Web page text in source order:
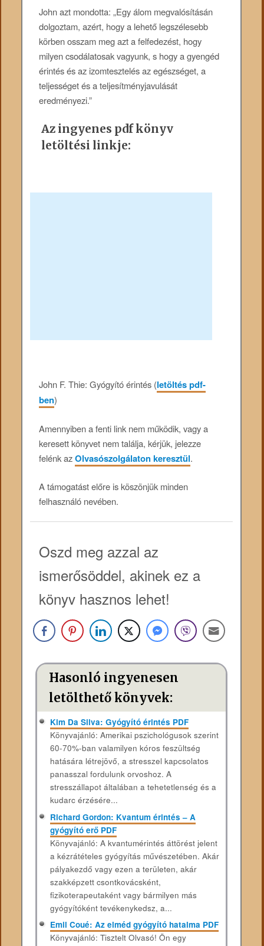
John azt mondotta: „Egy álom megvalósításán
dolgoztam, azért, hogy a lehető legszélesebb
körben osszam meg azt a felfedezést, hogy
milyen csodálatosak vagyunk, s hogy a gyengéd
érintés és az izomtesztelés az egészséget, a
teljességet és a teljesítményjavulását
eredményezi.”
Az ingyenes pdf könyv
letöltési linkje:
John F. Thie: Gyógyító érintés (letöltés pdf-
ben)
Amennyiben a fenti link nem működik, vagy a
keresett könyvet nem találja, kérjük, jelezze
felénk azOlvasószolgálaton keresztül.
A támogatást előre is köszönjük minden
felhasználó nevében.
Oszd meg azzal az
ismerősöddel, akinek ez a
könyv hasznos lehet!
Hasonló ingyenesen
letölthető könyvek:
Kim Da Silva: Gyógyító érintés PDF
Könyvajánló: Amerikai pszichológusok szerint
60-70%-ban valamilyen kóros feszültség
hatására létrejövő, a stresszel kapcsolatos
panasszal fordulunk orvoshoz. A
stresszállapot általában a tehetetlenség és a
kudarc érzésére...
Richard Gordon: Kvantum érintés – A
gyógyító erő PDF
Könyvajánló: A kvantumérintés áttörést jelent
a kézrátételes gyógyítás művészetében. Akár
pályakezdő vagy ezen a területen, akár
szakképzett csontkovácsként,
fizikoterapeutaként vagy bármilyen más
gyógyítóként tevékenykedsz, a...
Emil Coué: Az elméd gyógyító hatalma PDF
Könyvajánló: Tisztelt Olvasó! Ön egy